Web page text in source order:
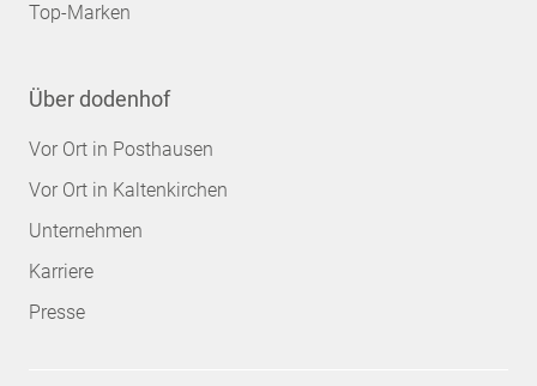
Top-Marken
Über dodenhof
Vor Ort in Posthausen
Vor Ort in Kaltenkirchen
Unternehmen
Karriere
Presse